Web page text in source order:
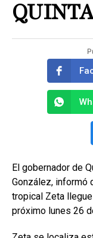
El gobernador de
González, informó
tropical Zeta
próximo lunes 26